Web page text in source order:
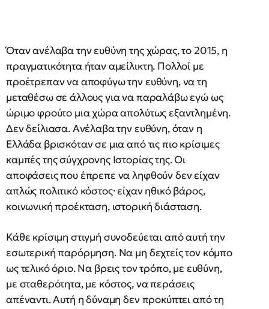
Όταν ανέλαβα την ευθύνη της χώρας, το 2015, η
πραγματικότητα ήταν αμείλικτη. Πολλοί με
προέτρεπαν να αποφύγω την ευθύνη, να τη
μεταθέσω σε άλλους για να παραλάβω εγώ ως
ώριμο φρούτο μια χώρα απολύτως εξαντλημένη.
Δεν δείλιασα. Ανέλαβα την ευθύνη, όταν η
Ελλάδα βρισκόταν σε μια από τις πιο κρίσιμες
καμπές της σύγχρονης Ιστορίας της. Οι
αποφάσεις που έπρεπε να ληφθούν δεν είχαν
απλώς πολιτικό κόστος· είχαν ηθικό βάρος,
κοινωνική προέκταση, ιστορική διάσταση.
Κάθε κρίσιμη στιγμή συνοδεύεται από αυτή την
εσωτερική παρόρμηση. Να μη δεχτείς τον κόμπο
ως τελικό όριο. Να βρεις τον τρόπο, με ευθύνη,
με σταθερότητα, με κόστος, να περάσεις
απέναντι. Αυτή η δύναμη δεν προκύπτει από τη